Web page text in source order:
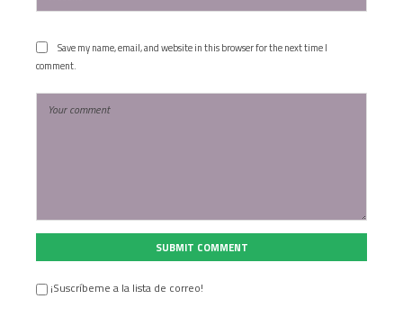
Save my name, email, and website in this browser for the next time I
comment.
SUBMIT COMMENT
¡Suscríbeme a la lista de correo!